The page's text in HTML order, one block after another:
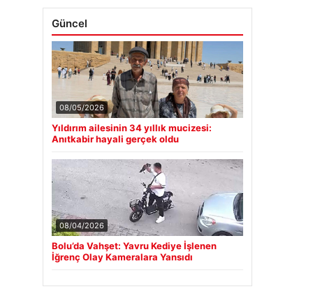
Güncel
08/05/2026
Yıldırım ailesinin 34 yıllık mucizesi:
Anıtkabir hayali gerçek oldu
08/04/2026
Bolu’da Vahşet: Yavru Kediye İşlenen
İğrenç Olay Kameralara Yansıdı